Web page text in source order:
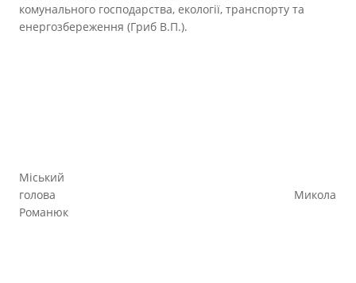
комунального господарства, екології, транспорту та
енергозбереження (Гриб В.П.).
Міський
голова Микола
Романюк